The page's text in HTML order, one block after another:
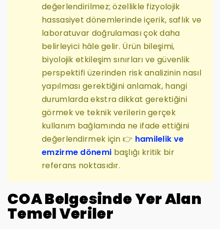
değerlendirilmez; özellikle fizyolojik
hassasiyet dönemlerinde içerik, saflık ve
laboratuvar doğrulaması çok daha
belirleyici hâle gelir. Ürün bileşimi,
biyolojik etkileşim sınırları ve güvenlik
perspektifi üzerinden risk analizinin nasıl
yapılması gerektiğini anlamak, hangi
durumlarda ekstra dikkat gerektiğini
görmek ve teknik verilerin gerçek
kullanım bağlamında ne ifade ettiğini
değerlendirmek için 👉 hamilelik ve
emzirme dönemi başlığı kritik bir
referans noktasıdır.
COA Belgesinde Yer Alan
Temel Veriler